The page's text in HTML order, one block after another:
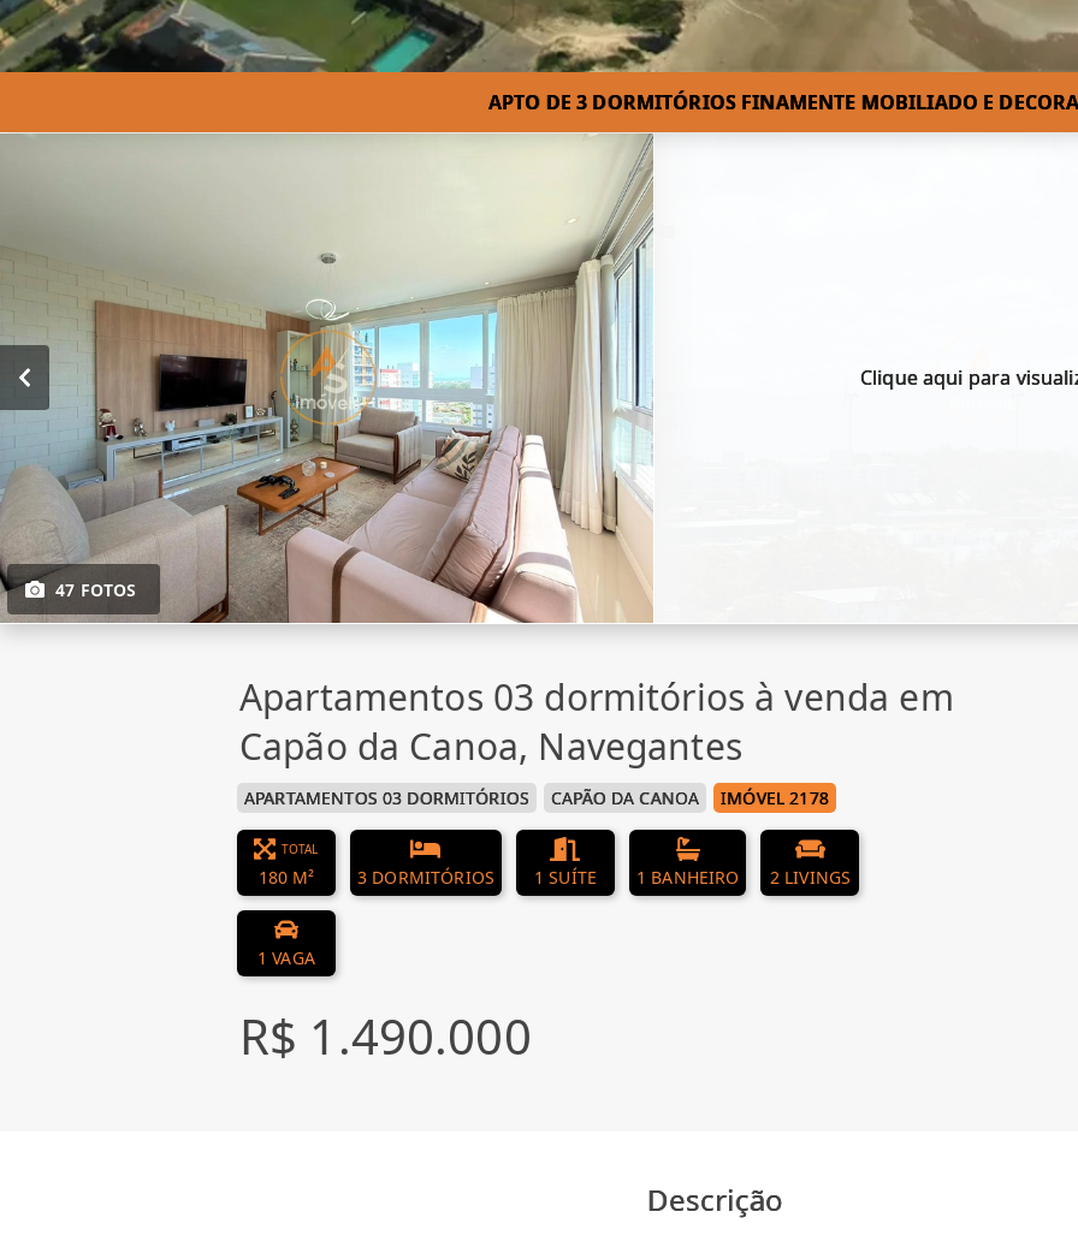
APTO DE 3 DORMITÓRIOS FINAMENTE MOBILIADO E
47 FOTOS
Clique aqui para
Apartamentos 03 dormitórios à venda em
Capão da Canoa, Navegantes
APARTAMENTOS 03 DORMITÓRIOS CAPÃO DA CANOA IMÓVEL 2178
TOTAL
180 M² 3 DORMITÓRIOS 1 SUÍTE 1 BANHEIRO 2 LIVINGS
1 VAGA
R$ 1.490.000
Descrição